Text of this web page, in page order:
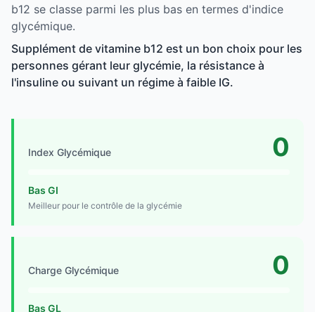
b12 se classe parmi les plus bas en termes d'indice
glycémique.
Supplément de vitamine b12 est un bon choix pour les
personnes gérant leur glycémie, la résistance à
l'insuline ou suivant un régime à faible IG.
Index Glycémique 0
Bas GI
Meilleur pour le contrôle de la glycémie
Charge Glycémique 0
Bas GL